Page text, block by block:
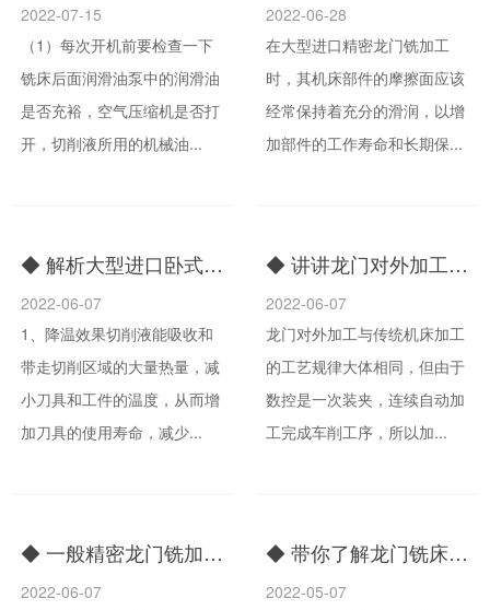
2022-07-15
（1）每次开机前要检查一下
铣床后面润滑油泵中的润滑油
是否充裕，空气压缩机是否打
开，切削液所用的机械油...
2022-06-28
在大型进口精密龙门铣加工
时，其机床部件的摩擦面应该
经常保持着充分的滑润，以增
加部件的工作寿命和长期保...
◆ 解析大型进口卧式加工中心对外加工的作用
2022-06-07
1、降温效果切削液能吸收和
带走切削区域的大量热量，减
小刀具和工件的温度，从而增
加刀具的使用寿命，减少...
◆ 讲讲龙门对外加工完成后应注意什么
2022-06-07
龙门对外加工与传统机床加工
的工艺规律大体相同，但由于
数控是一次装夹，连续自动加
工完成车削工序，所以加...
◆ 一般精密龙门铣加工大概要多久才能够加工完成
2022-06-07
◆ 带你了解龙门铣床的工作原理
2022-05-07